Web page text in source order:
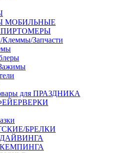
МОБИЛЬНЫЕ
Запчасти
для ПРАЗДНИКА
БРЕЛКИ
ДАЙВИНГА
КЕМПИНГА